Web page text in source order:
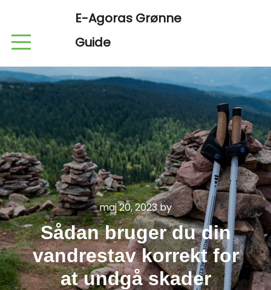
E-Agoras Grønne
Guide
maj 20, 2023by
Sådan bruger du din
vandrestav korrekt for
at undgå skader